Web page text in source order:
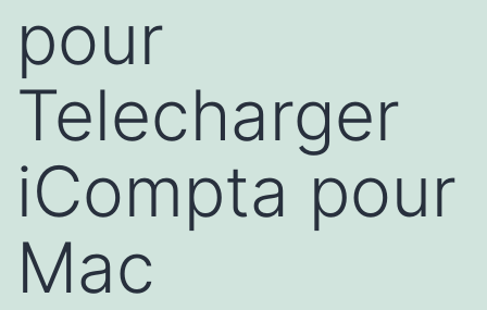
pour
Telecharger
iCompta pour
Mac